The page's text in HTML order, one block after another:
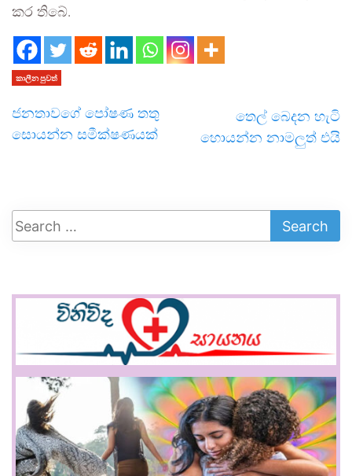
කර තිබේ.
කාලීන පුවත්
ජනතාවගේ පෝෂණ තතු
සොයන්න සමීක්ෂණයක්
තෙල් බෙදන හැටි
හොයන්න නාමලුත් එයි